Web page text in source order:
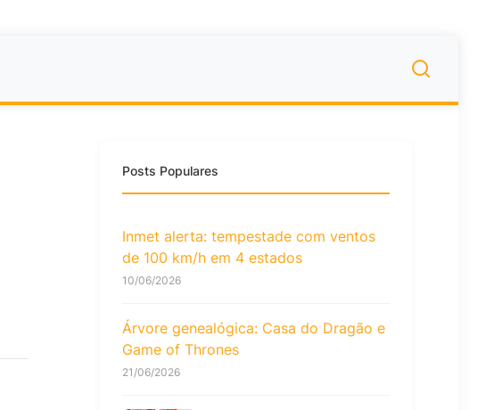
Posts Populares
Inmet alerta: tempestade com ventos
de 100 km/h em 4 estados
10/06/2026
Árvore genealógica: Casa do Dragão e
Game of Thrones
21/06/2026